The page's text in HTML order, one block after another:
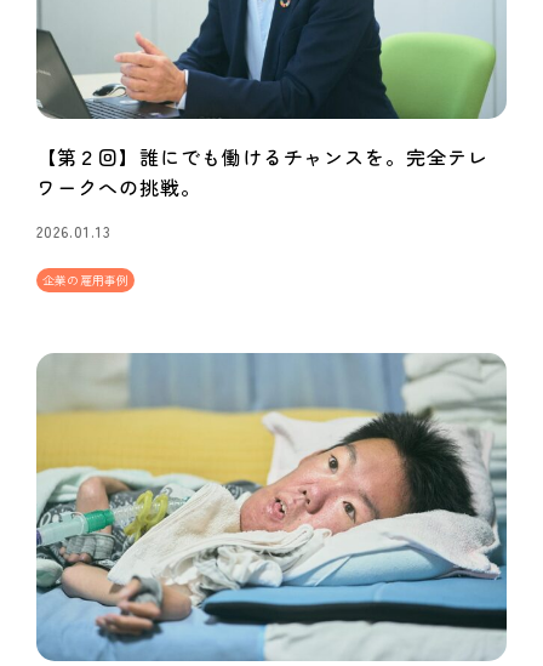
【第２回】誰にでも働けるチャンスを。完全テレ
ワークへの挑戦。
2026.01.13
企業の雇用事例